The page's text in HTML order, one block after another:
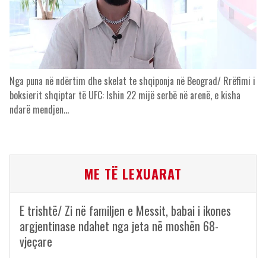
Nga puna në ndërtim dhe skelat te shqiponja në Beograd/ Rrëfimi i
boksierit shqiptar të UFC: Ishin 22 mijë serbë në arenë, e kisha
ndarë mendjen…
ME TË LEXUARAT
E trishtë/ Zi në familjen e Messit, babai i ikones
argjentinase ndahet nga jeta në moshën 68-
vjeçare